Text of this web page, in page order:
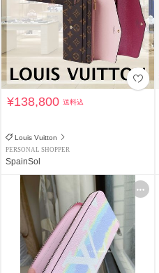
¥138,800送料込
Louis Vuitton
PERSONAL SHOPPER
SpainSol